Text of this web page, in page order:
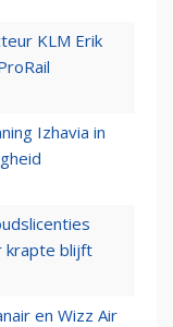
KLM Erik
Izhavia in
krapte blijft
en Wizz Air